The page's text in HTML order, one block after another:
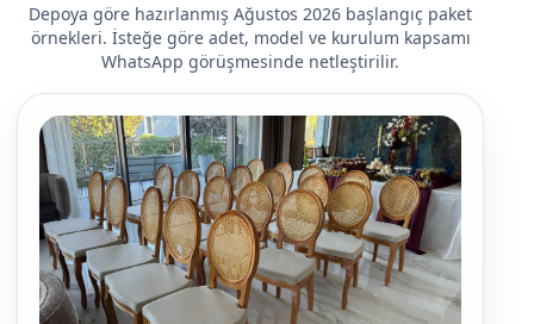
Depoya göre hazırlanmış Ağustos 2026 başlangıç paket
örnekleri. İsteğe göre adet, model ve kurulum kapsamı
WhatsApp görüşmesinde netleştirilir.